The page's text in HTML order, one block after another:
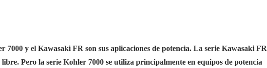
7000 y el Kawasaki FR son sus aplicaciones de potencia. La serie Kawasaki FR
Pero la serie Kohler 7000 se utiliza principalmente en equipos de potencia